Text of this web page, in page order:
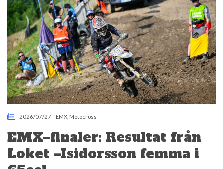
2026/07/27 - EMX Motocross
EMX–finaler: Resultat från
Loket –Isidorsson femma i